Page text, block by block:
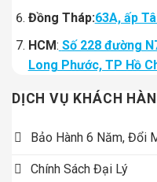
Đồng Tháp:63A, ấp
HCM: Số 228 đường
Long Phước, TP Hồ
DỊCH VỤ KHÁCH
Bảo Hành 6 Năm, Đổi
Chính Sách Đại Lý